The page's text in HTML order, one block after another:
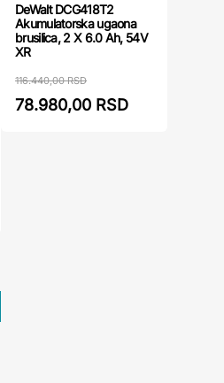
DeWalt DCG418T2
Akumulatorska ugaona
brusilica, 2 X 6.0 Ah, 54V
XR
116.440,00 RSD
78.980,00 RSD